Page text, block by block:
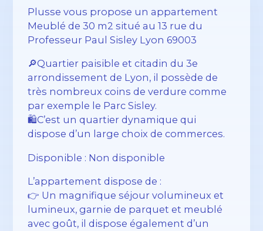
Plusse vous propose un appartement
Meublé de 30 m2 situé au 13 rue du
Professeur Paul Sisley Lyon 69003
🔎Quartier paisible et citadin du 3e
arrondissement de Lyon, il possède de
très nombreux coins de verdure comme
par exemple le Parc Sisley.
🛍️C’est un quartier dynamique qui
dispose d’un large choix de commerces.
Disponible : Non disponible
L’appartement dispose de :
👉 Un magnifique séjour volumineux et
lumineux, garnie de parquet et meublé
avec goût, il dispose également d’un